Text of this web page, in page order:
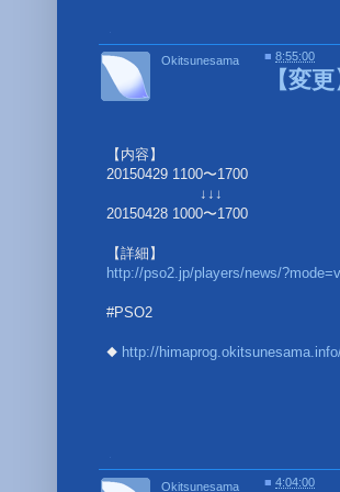
【変
【内容】
20150429 1100〜1700
↓↓↓
20150428 1000〜1700
【詳細】
http://pso2.jp/players/news/
#PSO2
◆ http://
Okitsunesama ■8:55:00
Okitsunesama ■4:04:00